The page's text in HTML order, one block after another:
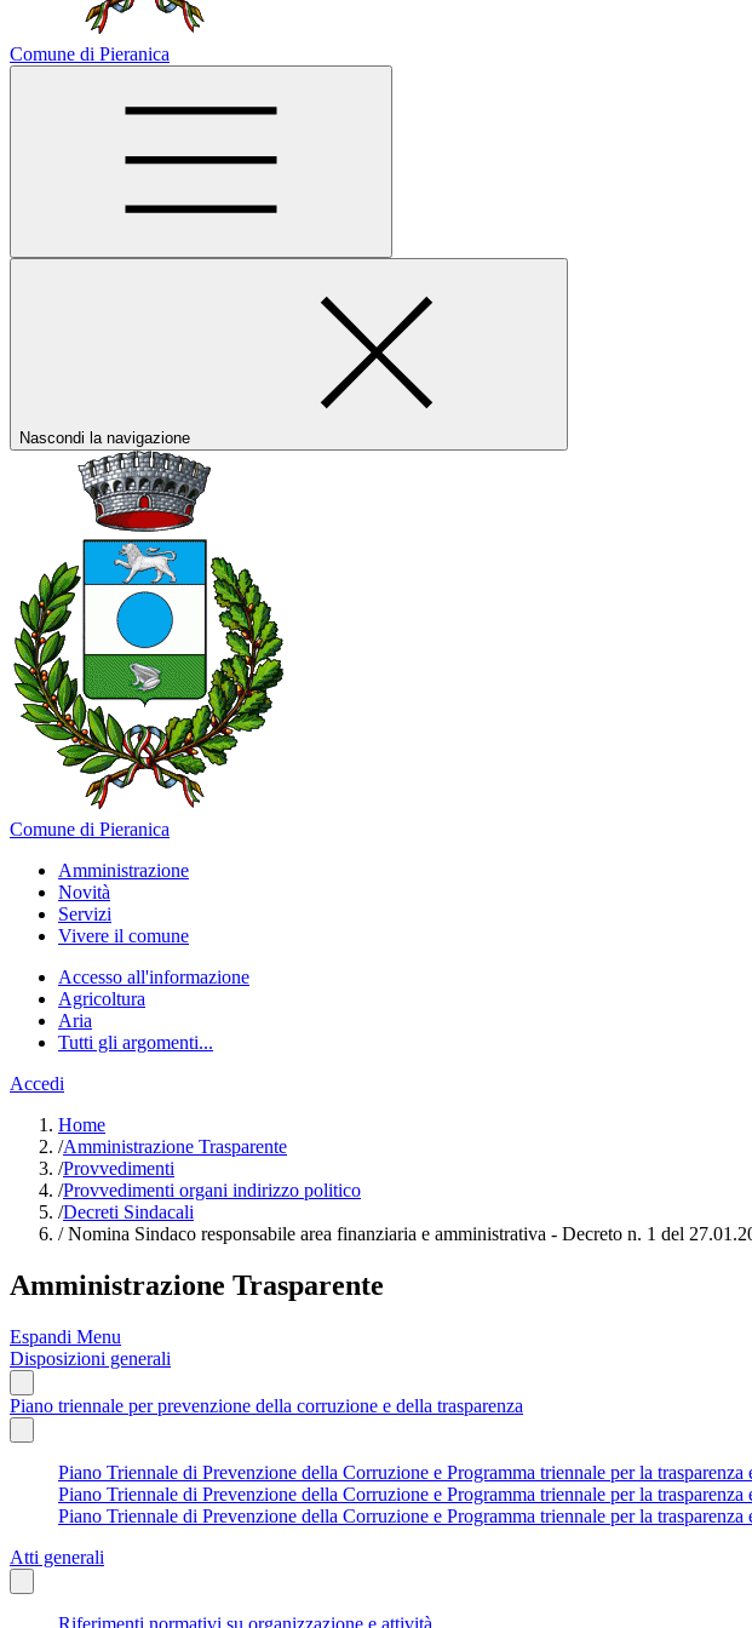
Comune di Pieranica
Nascondi la navigazione
Comune di Pieranica
Amministrazione
Novità
Servizi
Vivere il comune
Accesso all'informazione
Agricoltura
Aria
Tutti gli argomenti...
Accedi
Home
/Amministrazione Trasparente
/Provvedimenti
/Provvedimenti organi indirizzo politico
/Decreti Sindacali
/Nomina Sindaco responsabile area finanziaria e amministrativa - Decreto n. 1 del
Amministrazione Trasparente
Espandi Menu
Disposizioni generali
Piano triennale per prevenzione della corruzione e della trasparenza
Piano Triennale di Prevenzione della Corruzione e Programma triennale per la trasparenza
Piano Triennale di Prevenzione della Corruzione e Programma triennale per la
Piano Triennale di Prevenzione della Corruzione e Programma triennale per la
Atti generali
Riferimenti normativi su organizzazione e attività